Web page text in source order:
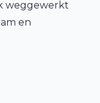
weggewerkt
en